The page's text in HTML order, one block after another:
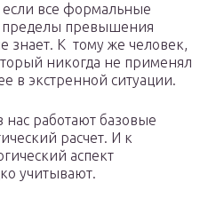
если все формальные
пределы превышения
знает. К тому же человек,
никогда не применял
в экстренной ситуации.
работают базовые
расчет. И к
аспект
учитывают.